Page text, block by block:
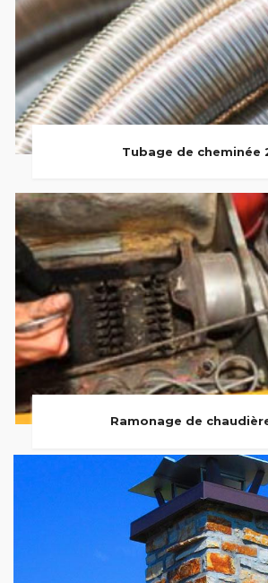
Tubage de cheminée
Ramonage de